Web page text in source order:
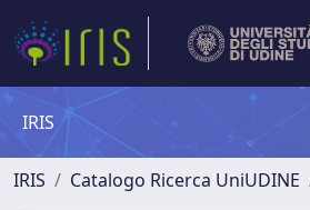
IRIS
IRIS Catalogo Ricerca UniUDINE